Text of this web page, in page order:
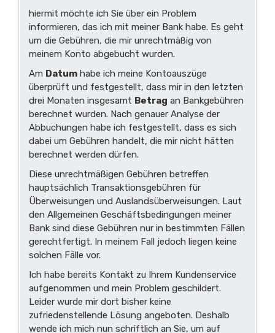
hiermit möchte ich Sie über ein Problem
informieren, das ich mit meiner Bank habe. Es geht
um die Gebühren, die mir unrechtmäßig von
meinem Konto abgebucht wurden.
Am Datum habe ich meine Kontoauszüge
überprüft und festgestellt, dass mir in den letzten
drei Monaten insgesamt Betrag an Bankgebühren
berechnet wurden. Nach genauer Analyse der
Abbuchungen habe ich festgestellt, dass es sich
dabei um Gebühren handelt, die mir nicht hätten
berechnet werden dürfen.
Diese unrechtmäßigen Gebühren betreffen
hauptsächlich Transaktionsgebühren für
Überweisungen und Auslandsüberweisungen. Laut
den Allgemeinen Geschäftsbedingungen meiner
Bank sind diese Gebühren nur in bestimmten Fällen
gerechtfertigt. In meinem Fall jedoch liegen keine
solchen Fälle vor.
Ich habe bereits Kontakt zu Ihrem Kundenservice
aufgenommen und mein Problem geschildert.
Leider wurde mir dort bisher keine
zufriedenstellende Lösung angeboten. Deshalb
wende ich mich nun schriftlich an Sie, um auf